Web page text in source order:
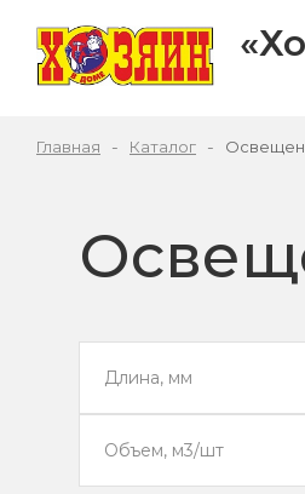
Главная Каталог
Длина, мм
Объем, м3/шт